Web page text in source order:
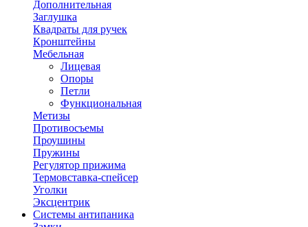
Дополнительная
Заглушка
Квадраты для ручек
Кронштейны
Мебельная
Лицевая
Опоры
Петли
Функциональная
Метизы
Противосъемы
Проушины
Пружины
Регулятор прижима
Термовставка-спейсер
Уголки
Эксцентрик
Системы антипаника